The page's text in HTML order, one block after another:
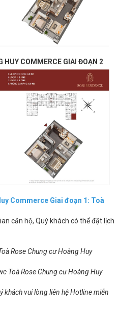
HUY COMMERCE GIAI ĐOẠN 2
Commerce Giai đoạn 1: Toà
căn hộ, Quý khách có thể đặt lịch
Rose Chung cư Hoàng Huy
Toà Rose Chung cư Hoàng Huy
khách vui lòng liên hệ Hotline miễn